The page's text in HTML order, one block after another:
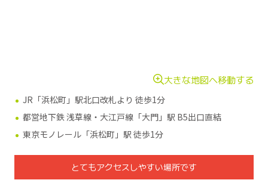
大きな地図へ移動する
JR「浜松町」駅北口改札より 徒歩1分
都営地下鉄 浅草線・大江戸線「大門」駅 B5出口直結
東京モノレール「浜松町」駅 徒歩1分
とてもアクセスしやすい場所です